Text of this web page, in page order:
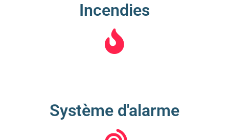
Incendies
Système d'alarme